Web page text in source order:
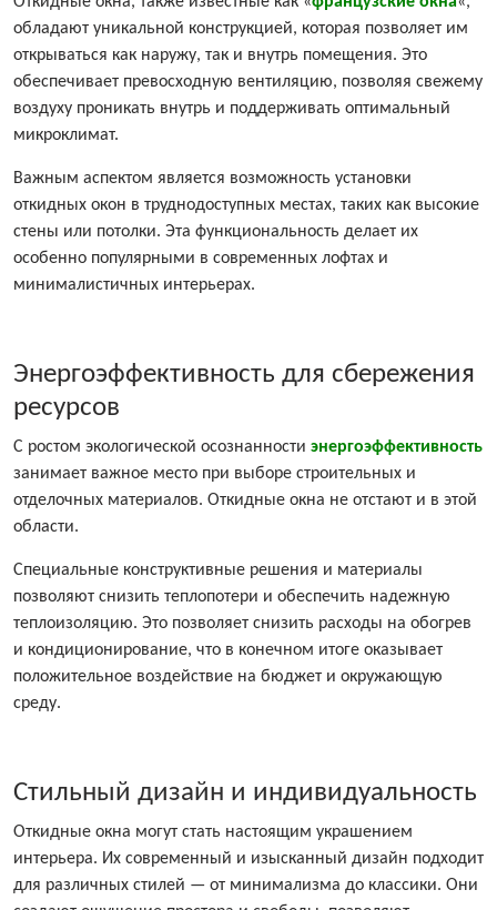
обладают уникальной конструкцией, которая позволяет им
открываться как наружу, так и внутрь помещения. Это
обеспечивает превосходную вентиляцию, позволяя свежему
воздуху проникать внутрь и поддерживать оптимальный
микроклимат.
Важным аспектом является возможность установки
откидных окон в труднодоступных местах, таких как высокие
стены или потолки. Эта функциональность делает их
особенно популярными в современных лофтах и
минималистичных интерьерах.
Энергоэффективность для сбережения
ресурсов
С ростом экологической осознанности энергоэффективность
занимает важное место при выборе строительных и
отделочных материалов. Откидные окна не отстают и в этой
области.
Специальные конструктивные решения и материалы
позволяют снизить теплопотери и обеспечить надежную
теплоизоляцию. Это позволяет снизить расходы на обогрев
и кондиционирование, что в конечном итоге оказывает
положительное воздействие на бюджет и окружающую
среду.
Стильный дизайн и индивидуальность
Откидные окна могут стать настоящим украшением
интерьера. Их современный и изысканный дизайн подходит
для различных стилей — от минимализма до классики. Они